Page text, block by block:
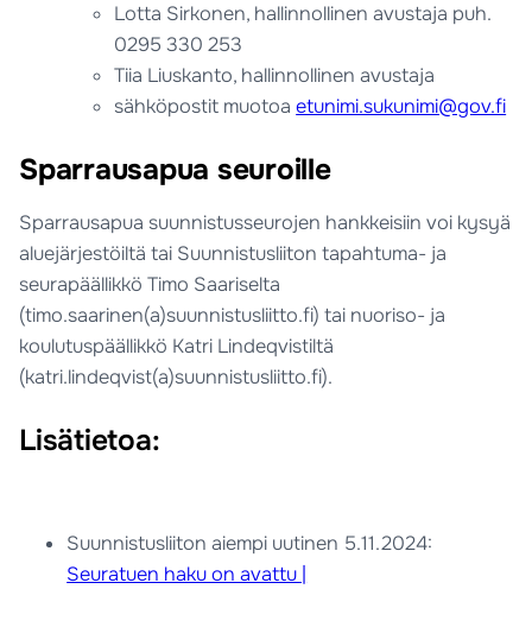
Lotta Sirkonen, hallinnollinen avustaja puh.
0295 330 253
Tiia Liuskanto, hallinnollinen avustaja
sähköpostit muotoaetunimi.sukunimi@gov.fi
Sparrausapua seuroille
Sparrausapua suunnistusseurojen hankkeisiin voi kysyä
aluejärjestöiltä tai Suunnistusliiton tapahtuma- ja
seurapäällikkö Timo Saariselta
(timo.saarinen(a)suunnistusliitto.fi) tai nuoriso- ja
koulutuspäällikkö Katri Lindeqvistiltä
(katri.lindeqvist(a)suunnistusliitto.fi).
Lisätietoa:
Suunnistusliiton aiempi uutinen 5.11.2024:
Seuratuen haku on avattu |